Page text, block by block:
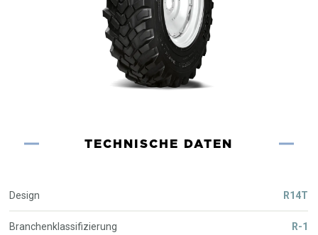
TECHNISCHE DATEN
Design R14T
Branchenklassifizierung R-1